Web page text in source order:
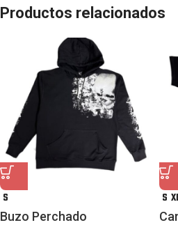
Productos relacionados
S
Buzo Perchado
S